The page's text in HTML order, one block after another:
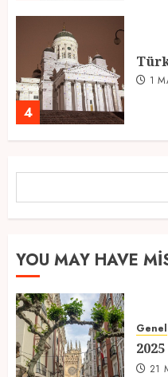
4
1
1
21
YOU MAY HAVE
Genel
21